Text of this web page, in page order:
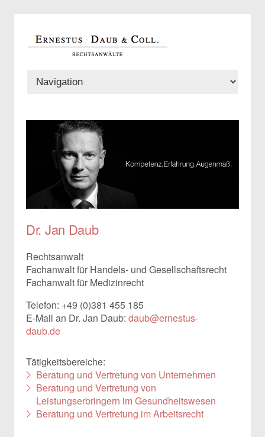
Dr. Jan Daub
Rechtsanwalt
Fachanwalt für Handels- und Gesellschaftsrecht
Fachanwalt für Medizinrecht
Telefon: +49 (0)381 455 185
E-Mail an Dr. Jan Daub:daub@ernestus-
daub.de
Tätigkeitsbereiche:
Beratung und Vertretung von Unternehmen
Beratung und Vertretung von
Leistungserbringern im Gesundheitswesen
Beratung und Vertretung im Arbeitsrecht